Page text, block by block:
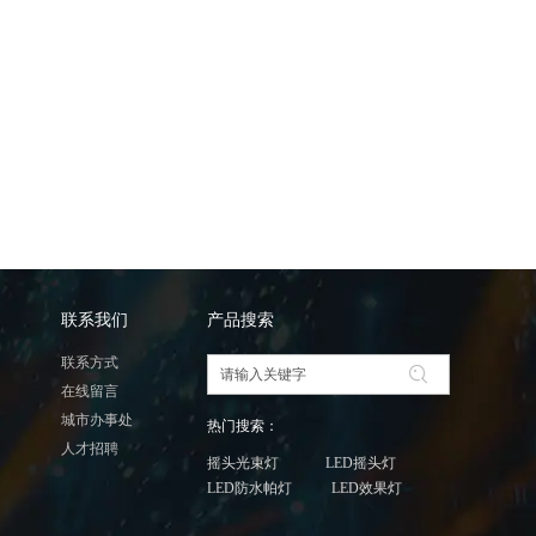
产品搜索
热门搜索：
摇头光束灯 LED摇头灯
LED防水帕灯 LED效果灯
联系我们
联系方式
在线留言
城市办事处
人才招聘